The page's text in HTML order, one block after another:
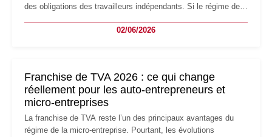
des obligations des travailleurs indépendants. Si le régime de
les auto-entrepreneurs devront s'adapter à un environnement
02/06/2026
Franchise de TVA 2026 : ce qui change
réellement pour les auto-entrepreneurs et
micro-entreprises
La franchise de TVA reste l’un des principaux avantages du
régime de la micro-entreprise. Pourtant, les évolutions